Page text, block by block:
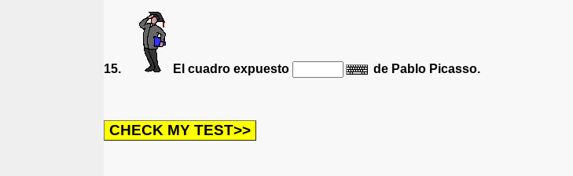
15. El cuadro expuesto de Pablo Picasso.